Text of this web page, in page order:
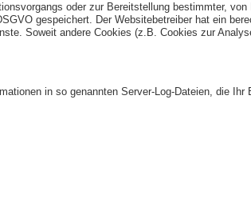
oder zur Bereitstellung bestimmter,
gespeichert. Der Websitebetreiber hat ein
Soweit andere Cookies (z.B. Cookies zur
in so genannten Server-Log-Dateien, die